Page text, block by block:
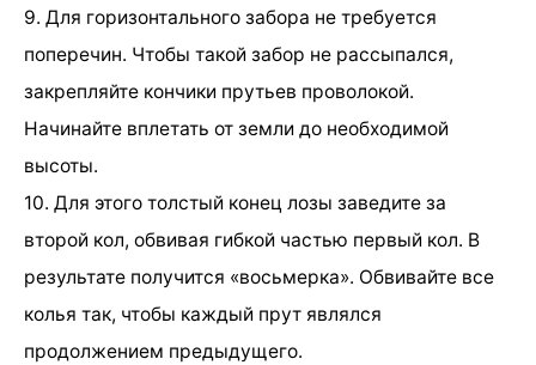
9. Для горизонтального забора не требуется
поперечин. Чтобы такой забор не рассыпался,
закрепляйте кончики прутьев проволокой.
Начинайте вплетать от земли до необходимой
высоты.
10. Для этого толстый конец лозы заведите за
второй кол, обвивая гибкой частью первый кол. В
результате получится «восьмерка». Обвивайте все
колья так, чтобы каждый прут являлся
продолжением предыдущего.